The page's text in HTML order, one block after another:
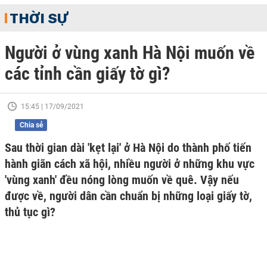
THỜI SỰ
Người ở vùng xanh Hà Nội muốn về
các tỉnh cần giấy tờ gì?
15:45 | 17/09/2021
Chia sẻ
Sau thời gian dài 'kẹt lại' ở Hà Nội do thành phố tiến
hành giãn cách xã hội, nhiều người ở những khu vực
'vùng xanh' đều nóng lòng muốn về quê. Vậy nếu
được về, người dân cần chuẩn bị những loại giấy tờ,
thủ tục gì?